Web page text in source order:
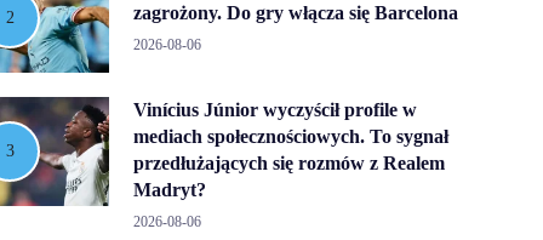
zagrożony. Do gry włącza się Barcelona
2026-08-06
Vinícius Júnior wyczyścił profile w
mediach społecznościowych. To sygnał
przedłużających się rozmów z Realem
Madryt?
2026-08-06